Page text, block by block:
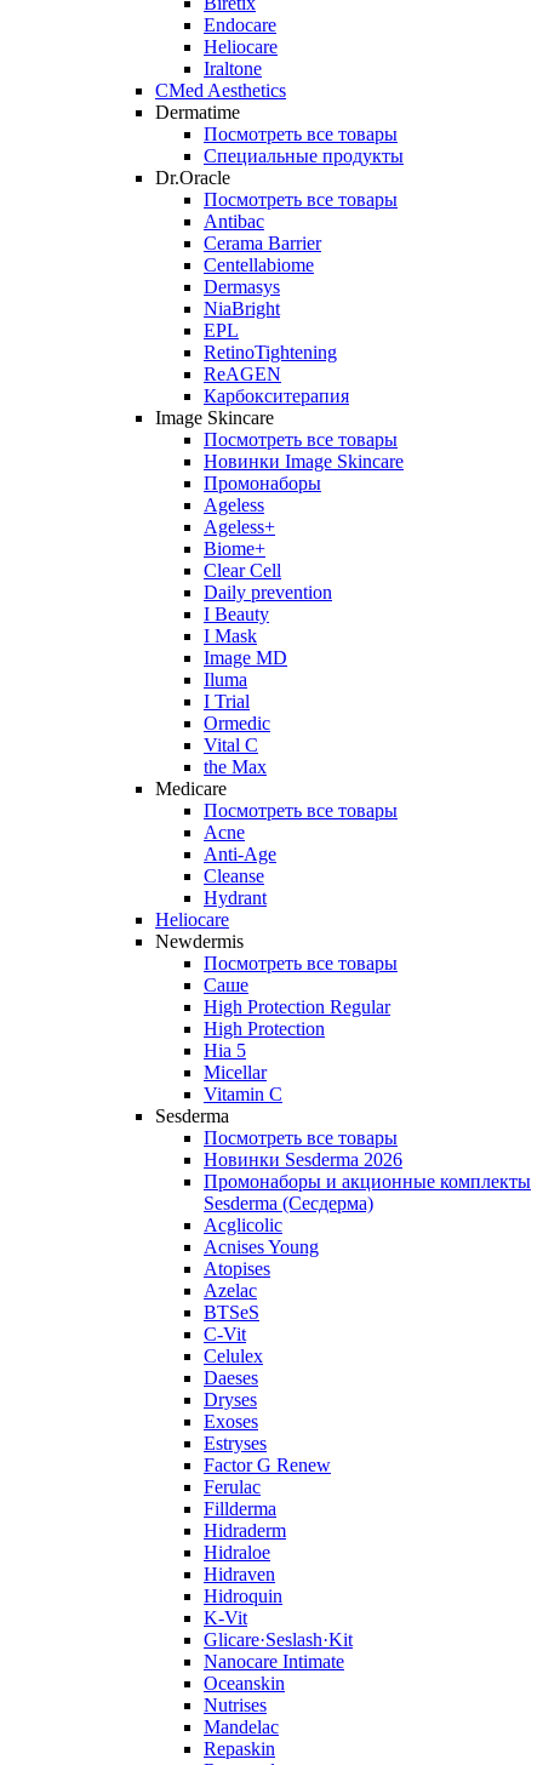
Endocare
Heliocare
Iraltone
CMed Aesthetics
Dermatime
Посмотреть все товары
Специальные продукты
Dr.Oracle
Посмотреть все товары
Antibac
Cerama Barrier
Centellabiome
Dermasys
NiaBright
EPL
RetinoTightening
ReAGEN
Карбокситерапия
Image Skincare
Посмотреть все товары
Новинки Image Skincare
Промонаборы
Ageless
Ageless+
Biome+
Clear Cell
Daily prevention
I Beauty
I Mask
Image MD
Iluma
I Trial
Ormedic
Vital C
the Max
Medicare
Посмотреть все товары
Acne
Anti‑Age
Cleanse
Hydrant
Heliocare
Newdermis
Посмотреть все товары
Саше
High Protection Regular
High Protection
Hia 5
Micellar
Vitamin C
Sesderma
Посмотреть все товары
Новинки Sesderma 2026
Промонаборы и акционные комплекты
Sesderma (Сесдерма)
Acglicolic
Acnises Young
Atopises
Azelac
BTSeS
C‑Vit
Celulex
Daeses
Dryses
Exoses
Estryses
Factor G Renew
Ferulac
Fillderma
Hidraderm
Hidraloe
Hidraven
Hidroquin
K-Vit
Glicare·Seslash·Kit
Nanocare Intimate
Oceanskin
Nutrises
Mandelac
Repaskin